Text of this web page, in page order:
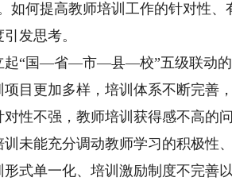
如何提高教师培训工作的针对性、
发思考。
“国—省—市—县—校”五级联动的
目更加多样，培训体系不断完善
性不强，教师培训获得感不高的
未能充分调动教师学习的积极性
式单一化、培训激励制度不完善